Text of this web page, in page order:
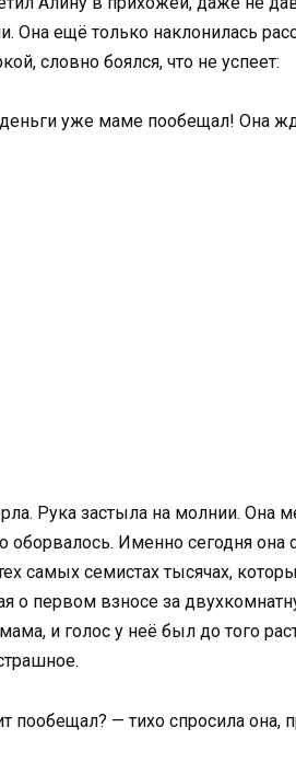
Она ещё только наклонилась
словно боялся, что не успеет:
уже маме пообещал! Она
Рука застыла на молнии. Она
оборвалось. Именно сегодня
самых семистах тысячах,
о первом взносе за
и голос у неё был до того
пообещал? — тихо спросила